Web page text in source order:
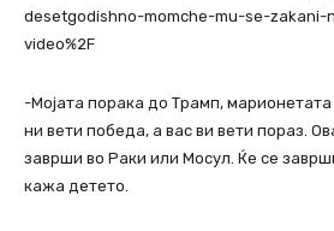
desetgodishno-momche-mu-se-
video%2F
-Мојата порака до Трамп,
ни вети победа, а вас ви вети пораз.
заврши во Раки или Мосул. Ќе се
кажа детето.